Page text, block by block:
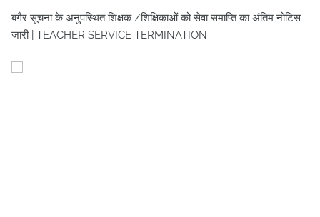
बगैर सूचना के अनुपस्थित शिक्षक /शिक्षिकाओं को सेवा समाप्ति का अंतिम नोटिस
जारी | TEACHER SERVICE TERMINATION